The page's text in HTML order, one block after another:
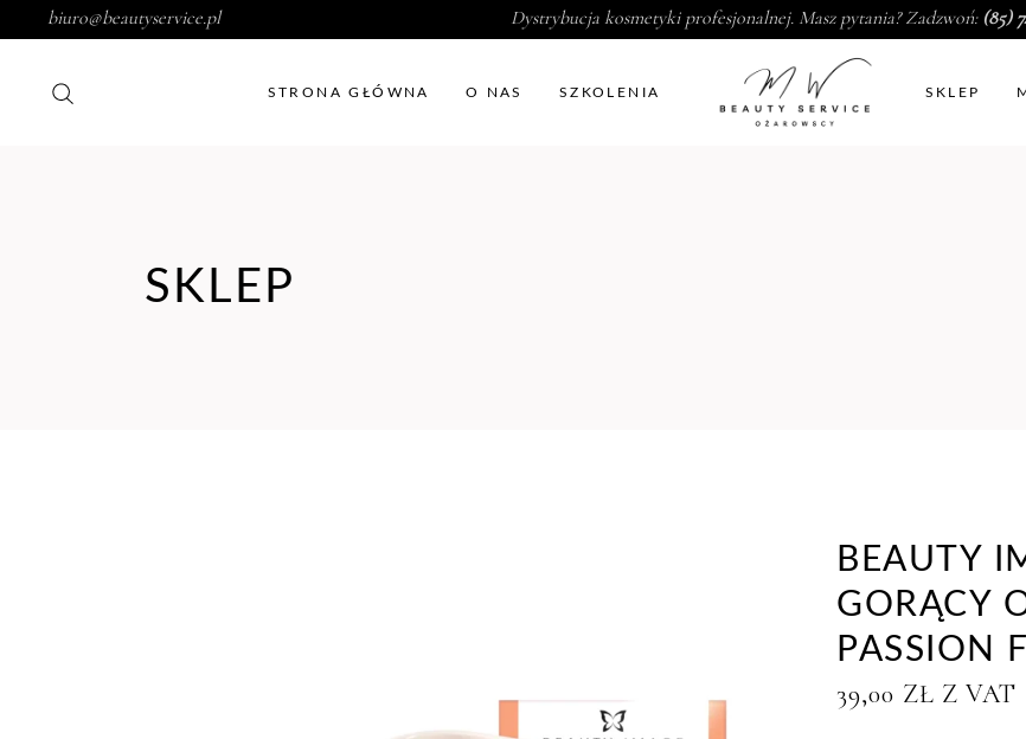
biuro@beautyservice.pl Dystrybucja kosmetyki profesjonalnej. Masz pytania? Zadzwoń: (85)
STRONA GŁÓWNA O NAS SZKOLENIA SKLEP
SKLEP
BEAUTY
GORĄCY
PASSION
39,00 ZŁ Z VAT